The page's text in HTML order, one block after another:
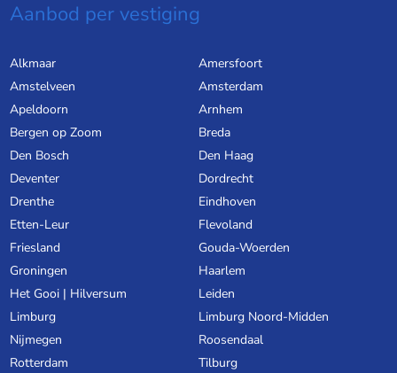
Aanbod per vestiging
Alkmaar
Amersfoort
Amstelveen
Amsterdam
Apeldoorn
Arnhem
Bergen op Zoom
Breda
Den Bosch
Den Haag
Deventer
Dordrecht
Drenthe
Eindhoven
Etten-Leur
Flevoland
Friesland
Gouda-Woerden
Groningen
Haarlem
Het Gooi | Hilversum
Leiden
Limburg
Limburg Noord-Midden
Nijmegen
Roosendaal
Rotterdam
Tilburg